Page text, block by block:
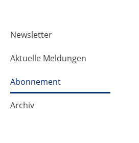
Newsletter
Aktuelle Meldungen
Abonnement
Archiv